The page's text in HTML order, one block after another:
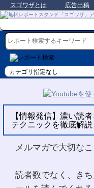
スゴワザとは 広告出稿
【情報発信】濃い読
テクニックを徹底解説
メルマガで大切な
読者数でなく、き